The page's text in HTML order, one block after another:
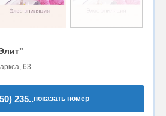
63
235..показать номер